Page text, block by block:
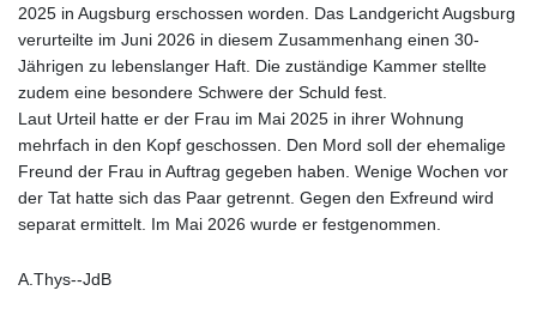
2025 in Augsburg erschossen worden. Das Landgericht Augsburg
verurteilte im Juni 2026 in diesem Zusammenhang einen 30-
Jährigen zu lebenslanger Haft. Die zuständige Kammer stellte
zudem eine besondere Schwere der Schuld fest.
Laut Urteil hatte er der Frau im Mai 2025 in ihrer Wohnung
mehrfach in den Kopf geschossen. Den Mord soll der ehemalige
Freund der Frau in Auftrag gegeben haben. Wenige Wochen vor
der Tat hatte sich das Paar getrennt. Gegen den Exfreund wird
separat ermittelt. Im Mai 2026 wurde er festgenommen.
A.Thys--JdB